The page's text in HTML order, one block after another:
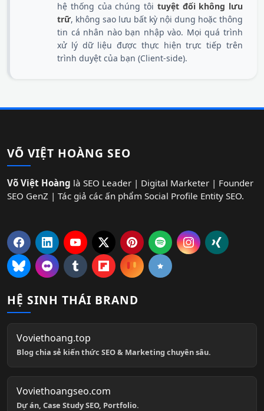
hệ thống của chúng tôi tuyệt đối không lưu
trữ, không sao lưu bất kỳ nội dung hoặc thông
tin cá nhân nào bạn nhập vào. Mọi quá trình
xử lý dữ liệu được thực hiện trực tiếp trên
trình duyệt của bạn (Client-side).
VÕ VIỆT HOÀNG SEO
Võ Việt Hoàng là SEO Leader | Digital Marketer | Founder
SEO GenZ | Tác giả các ấn phẩm Social Profile Entity SEO.
HỆ SINH THÁI BRAND
Voviethoang.top
Blog chia sẻ kiến thức SEO & Marketing chuyên sâu.
Voviethoangseo.com
Dự án, Case Study SEO, Portfolio.